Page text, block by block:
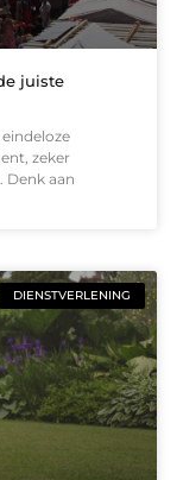
juiste
zeker
Denk aan
DIENSTVERLENING